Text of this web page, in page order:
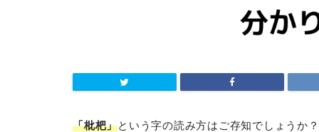
「枇杷」という字の読み方はご存知でしょうか？